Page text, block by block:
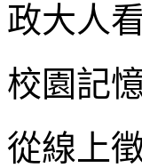
政大人
校園記
從線上